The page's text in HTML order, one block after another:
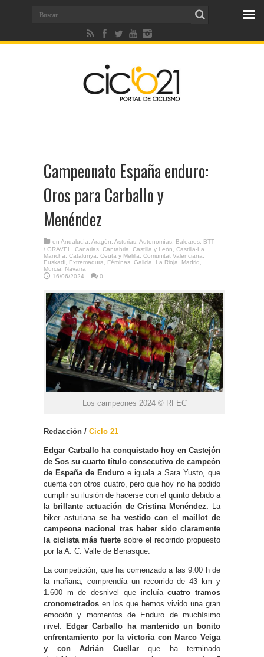
Campeonato España enduro:
Oros para Carballo y
Menéndez
en Andalucía Aragón Asturias Autonomías Baleares
BTT
/ GRAVEL
Canarias Cantabria Castilla y León
Castilla-La
Mancha
Catalunya Ceuta y Melilla Comunitat Valenciana
Euskadi
Extremadura Féminas Galicia La Rioja Madrid
Murcia
Navarra
16/06/2024
0
Los campeones 2024 © RFEC
Redacción / Ciclo 21
Edgar Carballo ha conquistado hoy en Castejón
de Sos su cuarto título consecutivo de campeón
de España de Enduro e iguala a Sara Yusto, que
cuenta con otros cuatro, pero que hoy no ha podido
cumplir su ilusión de hacerse con el quinto debido a
la brillante actuación de Cristina Menéndez. La
biker asturianase ha vestido con el maillot de
campeona nacional tras haber sido claramente
la ciclista más fuerte sobre el recorrido propuesto
por la A. C. Valle de Benasque.
La competición, que ha comenzado a las 9:00 h de
la mañana, comprendía un recorrido de 43 km y
1.600 m de desnivel que incluíacuatro tramos
cronometrados en los que hemos vivido una gran
emoción y momentos de Enduro de muchísimo
nivel.
Edgar Carballo ha mantenido un bonito
enfrentamiento por la victoria con Marco Veiga
y con Adrián Cuellarque ha terminado